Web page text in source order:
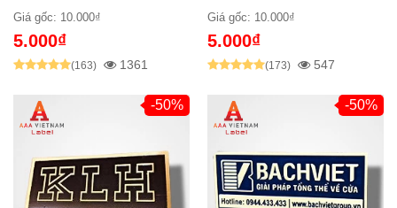
Giá gốc: 10.000₫
5.000₫
(163) 1361
Giá gốc: 10.000₫
5.000₫
(173) 547
-50% -50%